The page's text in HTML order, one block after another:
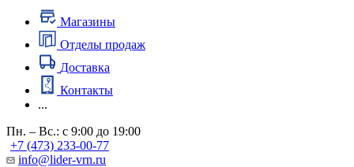
Магазины
Отделы продаж
Доставка
Контакты
...
Пн. – Вс.: с 9:00 до 19:00
+7 (473) 233-00-77
info@lider-vrn.ru